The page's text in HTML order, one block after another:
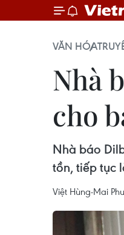
VĂN HÓA
Nhà
cho
Nhà báo
tồn, tiếp tục
Việt Hùng-Mai